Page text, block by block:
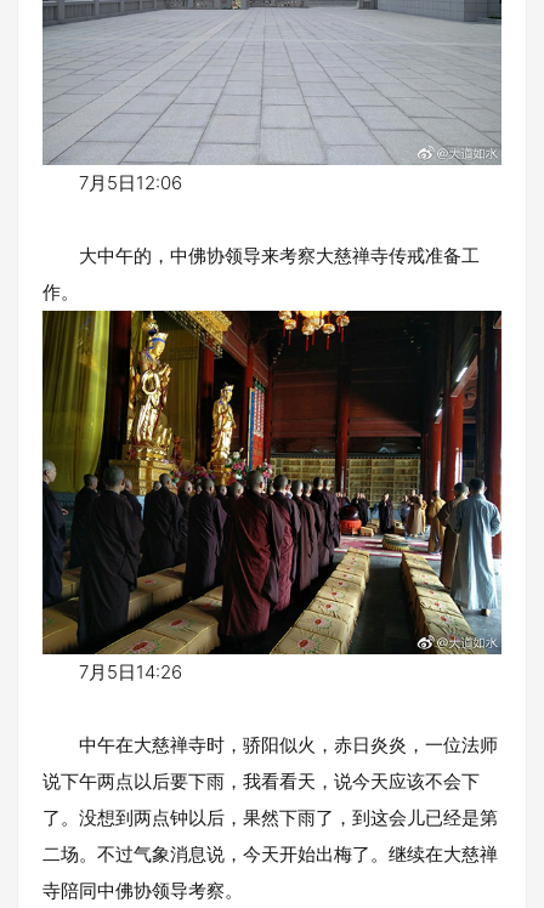
7月5日12:06
大中午的，中佛协领导来考察大慈禅寺传戒准备工
作。
7月5日14:26
中午在大慈禅寺时，骄阳似火，赤日炎炎，一位法师
说下午两点以后要下雨，我看看天，说今天应该不会下
了。没想到两点钟以后，果然下雨了，到这会儿已经是第
二场。不过气象消息说，今天开始出梅了。继续在大慈禅
寺陪同中佛协领导考察。